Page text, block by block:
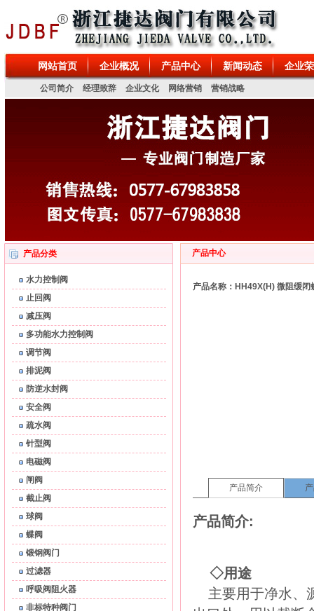
球阀、蝶阀、调节阀、疏水阀、减压阀、排泥阀、电磁阀、排污阀
网站首页 企业概况 产品中心 新闻动态 企业
公司简介 经理致辞 企业文化 网络营销 营销战略
产品分类
水力控制阀
止回阀
减压阀
多功能水力控制阀
调节阀
排泥阀
防逆水封阀
安全阀
疏水阀
针型阀
电磁阀
闸阀
截止阀
球阀
蝶阀
锻钢阀门
过滤器
呼吸阀阻火器
非标特种阀门
产品中心
产品名称：HH49X(H) 微阻缓闭
产品简介
产品简介:
◇用途
主要用于净水、